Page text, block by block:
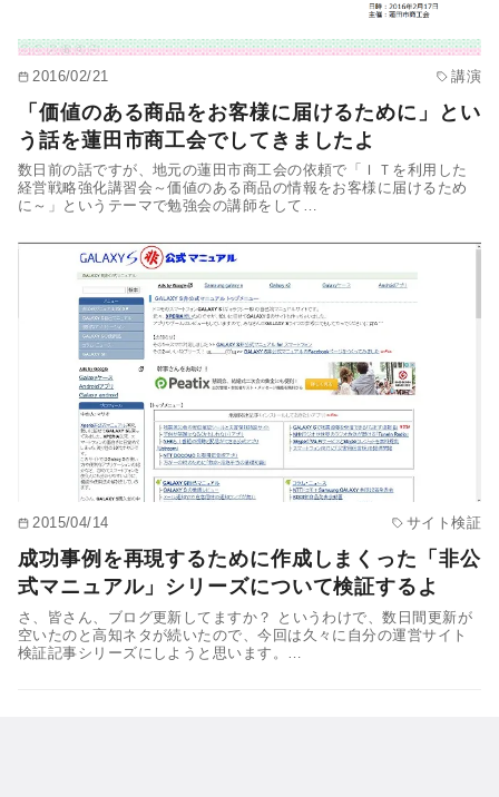
2016/02/21 講演
「価値のある商品をお客様に届けるために」とい
う話を蓮田市商工会でしてきましたよ
数日前の話ですが、地元の蓮田市商工会の依頼で「ＩＴを利用した
経営戦略強化講習会～価値のある商品の情報をお客様に届けるため
に～」というテーマで勉強会の講師をして…
2015/04/14 サイト検証
成功事例を再現するために作成しまくった「非公
式マニュアル」シリーズについて検証するよ
さ、皆さん、ブログ更新してますか？ というわけで、数日間更新が
空いたのと高知ネタが続いたので、今回は久々に自分の運営サイト
検証記事シリーズにしようと思います。…